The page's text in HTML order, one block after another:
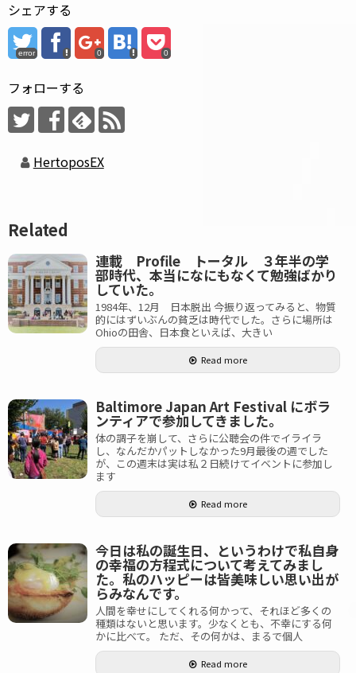
シェアする
error 0 0
フォローする
HertoposEX
Related
連載 Profile トータル ３年半の学
部時代、本当になにもなくて勉強ばかり
していた。
1984年、12月 日本脱出 今振り返ってみると、物質
的にはずいぶんの貧乏は時代でした。さらに場所は
Ohioの田舎、日本食といえば、大きい
Read more
Baltimore Japan Art Festival にボラ
ンティアで参加してきました。
体の調子を崩して、さらに公聴会の件でイライラ
し、なんだかパットしなかった9月最後の週でした
が、この週末は実は私２日続けてイベントに参加し
ます
Read more
今日は私の誕生日、というわけで私自身
の幸福の方程式について考えてみまし
た。私のハッピーは皆美味しい思い出が
らみなんです。
人間を幸せにしてくれる何かって、それほど多くの
種類はないと思います。少なくとも、不幸にする何
かに比べて。 ただ、その何かは、まるで個人
Read more